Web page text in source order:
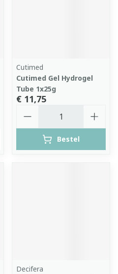
Cutimed
Cutimed Gel Hydrogel
Tube 1x25g
€ 11,75
Bestel
Decifera